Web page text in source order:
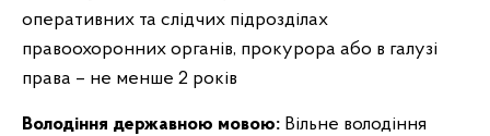
оперативних та слідчих підрозділах
правоохоронних органів, прокурора або в галузі
права – не менше 2 років
Володіння державною мовою: Вільне володіння